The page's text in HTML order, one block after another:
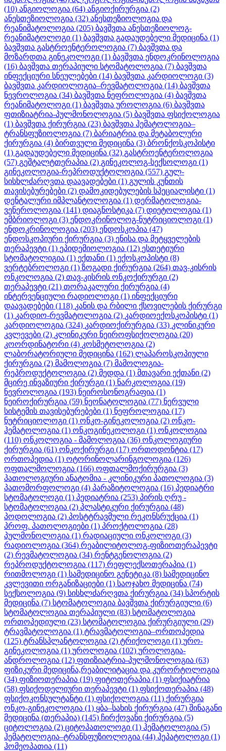
(10) ანგიოლოგია (64) ანგიოქირურგია (2)
ანესთეზიოლოგია (32) ანესთეზიოლოგია და
რეანიმატოლოგია (205) ბავშვთა ანესთეზიოლოგ-
რეანიმატოლოგი (1) ბავშვთა გადაუდებელი მედიცინა (1)
ბავშვთა გასტროენტეროლოგია (7) ბავშვთა და
მოზარდთა გინეკოლოგი (1) ბავშვთა ენდოკრინოლოგია
(16) ბავშვთა თერაპიული სტომატოლოგია (7) ბავშვთა
ინფექციური სნეულებები (14) ბავშვთა კარდიოლოგი (3)
ბავშვთა კარდიოლოგია–რევმატოლოგია (14) ბავშვთა
ნევროლოგია (34) ბავშვთა ნეფროლოგია (4) ბავშვთა
რეანიმატოლოგი (1) ბავშვთა უროლოგია (6) ბავშვთა
ფთიზიატრია-პულმონოლოგია (5) ბავშვთა ფსიქოლოგია
(1) ბავშვთა ქირურგია (23) ბავშვთა ჰემატოლოგია–
ტრანსფუზიოლოგია (7) ბარიატრია და მეტაბოლური
ქირურგია (4) ბირთვული მედიცინა (3) ბრონქოსკოპისტი
(1) გადაუდებელი მედიცინა (32) გასტროენტეროლოგია
(57) გეშტალტთერაპია (2) გინეკოლოგ-სექსოლოგი (1)
გინეკოლოგია-რეპროდუქტოლოგია (557) გულ-
სისხლძარღვთა დაავადებები (1) გულის კუნთის
თავისებურებები (2) დამოკიდებულების სპეციალისტი (1)
დენტალური იმპლანტოლოგია (1) დერმატოლოგია-
ვენეროლოგია (141) დიაგნოსტიკა (7) დიეტოლოგია (1)
ემბრიოლოგი (3) ენდოკრინოლოგ-ნუტრიციოლოგი (1)
ენდოკრინოლოგია (203) ენდოსკოპია (47)
ენდოსკოპიური ქირურგია (3) ენისა და მეტყველების
თერაპევტი (1) ეპიდემიოლოგია (12) ესთეტიური
სტომატოლიგია (1) ექთანი (1) ექოსკოპისტი (8)
ვერტებროლოგი (1) ზოგადი ქირურგია (264) თავ-კისრის
ონკოლოგია (2) თავ-კისრის ონკოქირურგი (2)
თერაპევტი (21) თორაკალური ქირურგია (4)
ინტერვენციული რადიოლოგი (1) ინფექციური
დაავადებები (118) კანის და რბილი ქსოვილების ქირურგი
(1) კარდიო-რევმატოლოგია (2) კარდიოექოსკოპისტი (1)
კარდიოლოგია (324) კარდიოქირურგია (33) კლინიკური
კვლევები (2) კლინიკური ნეიროფსიქოლოგია (20)
კოორდინატორი (4) კოსმეტოლოგია (2)
ლაბორატორიული მედიცინა (162) ლაპაროსკოპიული
ქირურგია (2) მამოლოგია (7) მამოლოგია-
რეპროდუქტოლოგია (2) მედდა (1) მთავარი ექთანი (2)
მცირე ინვაზიური ქირურგი (1) ნარკოლოგია (19)
ნევროლოგია (193) ნეიროსონოგრაფია (1)
ნეიროქირურგია (59) ნეონატოლოგია (77) ნერვული
სისტემის თავისებურებები (1) ნეფროლოგია (17)
ნუტრიციოლოგი (1) ონკო-გინეკოლოგია (2) ონკო-
ჰემატოლოგია (1) ონკოგინეკოლოგი (1) ონკოლოგია
(110) ონკოლოგია - მამოლოგია (36) ონკოლოგიური
ქირურგია (61) ონკოქირურგი (17) ორთოდონტია (17)
ორთოპედია (1) ოტორინოლარინგოლოგია (126)
ოფთალმოლოგია (166) ოფთალმოქირურგია (3)
პათოლოგიური ანატომია - კლინიკური პათოლოგია (3)
პათომორფოლოგი (4) პარაზიტოლოგია (16) პედიატრი
სტომატოლოგი (1) პედიატრია (253) პირის ღრუ -
სტომატოლოგია (2) პლასტიკური ქირურგია (48)
პოდოლოგია (2) პოსტტრავმული რეკონსრუქცია (1)
პროფ. პათოლოგიები (1) პროქტოლოგია (28)
პულმონოლოგია (1) რადიაციული ონკოლოგი (3)
რადიოლოგია (364) რეაბილიტოლოგ-ფიზიოთერაპევტი
(2) რევმატოლოგია (34) რენტგენოლოგია (2)
რეპროდუქტოლოგია (117) რეფლექსოთერაპია (1)
რითმოლოგი (1) სამედიცინო გენეტიკა (8) სამედიცინო
კვლევითი ორგანიზაციები (1) საოჯახო მედიცინა (74)
სექსოლოგია (9) სისხლძარღვთა ქირურგია (34) სპორტის
მედიცინა (7) სტომატოლოგია ბავშვთა ქირურგიული (6)
სტომატოლოგია თერაპიული (83) სტომატოლოგია
ორთოპედიული (23) სტომატოლოგია ქირურგიული (29)
ტრავმატოლოგია (1) ტრავმატოლოგია–ორთოპედია
(125) ტრანსპლანტოლოგია (2) ტრიქოლოგი (1) ურო-
გინეკოლოგია (1) უროლოგია (102) უროლოგია-
ანდროლოგია (12) ფთიზიატრია-პულმონოლოგია (63)
ფიზიკური მედიცინა,რეაბილიტაცია და კურორტოლოგია
(34) ფიზიოთერაპია (19) ფიტოთერაპია (1) ფსიქიატრია
(58) ფსიქოდელიური თერაპევტი (1) ფსიქოთერაპია (48)
ფსიქოკონსულტანტი (1) ფსიქოლოგია (11) ქირურგია
ონკო-გინეკოლოგია (1) ყბა–სახის ქირურგია (47) შინაგანი
მედიცინა (თერაპია) (145) ჩირქოვანი ქირურგია (5)
ციტოლოგია (2) ციტოპათოლოგი (1) ჰემატოლოგია (5)
ჰემატოლოგია–ტრანსფუზიოლოგია (44) ჰეპატოლოგი (1)
ჰომეოპათია (11)